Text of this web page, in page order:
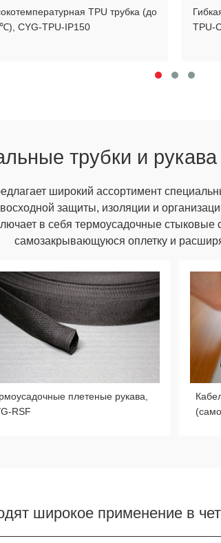
TPU трубка (до
CYG-TPU-IP150
TPU-
трубки и
широкий ассортимент
защиты, изоляции и
в себя термоусадочные
самозакрывающуюся оплетку и
плетеные рукава,
RSF
широкое применение в